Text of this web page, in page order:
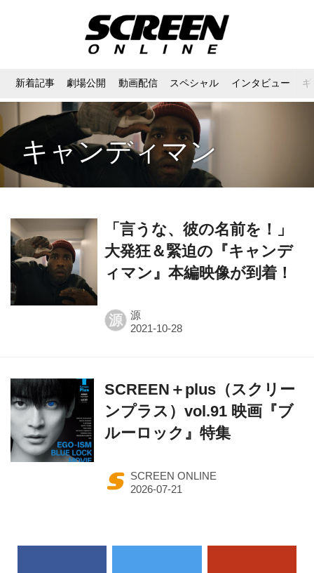
新着記事 劇場公開 動画配信 スペシャル インタビュー
キャンディマン
「言うな、彼の名前を！」
大発狂＆緊迫の『キャンデ
ィマン』本編映像が到着！
源 源
SCREEN＋plus（スクリー
ンプラス）vol.91 映画『ブ
ルーロック』特集
SCREEN ONLINE